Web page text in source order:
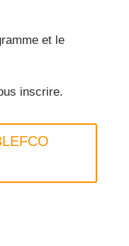
et le
inscrire.